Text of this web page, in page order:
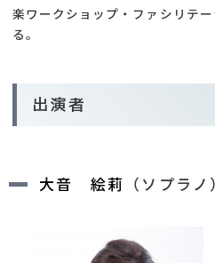
楽ワークショップ・ファシリテ
る。
出演者
大音 絵莉 （ソプラノ